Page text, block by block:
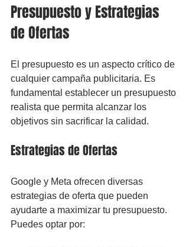
Presupuesto y Estrategias
de Ofertas
El presupuesto es un aspecto crítico de
cualquier campaña publicitaria. Es
fundamental establecer un presupuesto
realista que permita alcanzar los
objetivos sin sacrificar la calidad.
Estrategias de Ofertas
Google y Meta ofrecen diversas
estrategias de oferta que pueden
ayudarte a maximizar tu presupuesto.
Puedes optar por: